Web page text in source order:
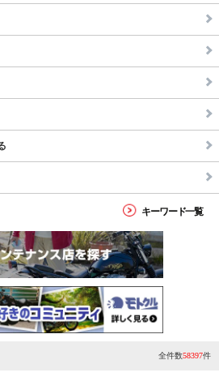
キーワード一覧
全件数58397件